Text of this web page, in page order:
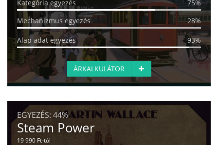
Kategória egyezés
75%
Mechanizmus egyezés
28%
Alap adat egyezés 93%
ÁRKALKULÁTOR
EGYEZÉS: 44%
Steam Power
19 990 Ft-tól